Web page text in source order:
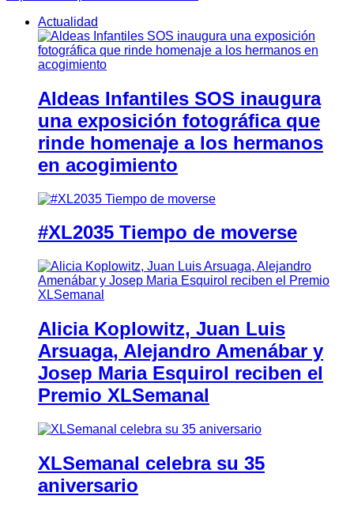
Actualidad
Aldeas Infantiles SOS inaugura
una exposición fotográfica que
rinde homenaje a los hermanos
en acogimiento
#XL2035 Tiempo de moverse
Alicia Koplowitz, Juan Luis
Arsuaga, Alejandro Amenábar y
Josep Maria Esquirol reciben el
Premio XLSemanal
XLSemanal celebra su 35
aniversario